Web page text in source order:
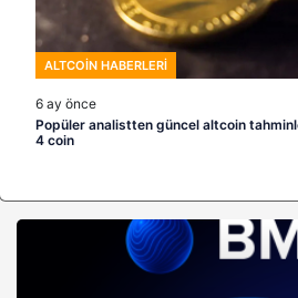
ALTCOIN HABERLERI
6 ay önce
Popüler analistten güncel altcoin
4 coin